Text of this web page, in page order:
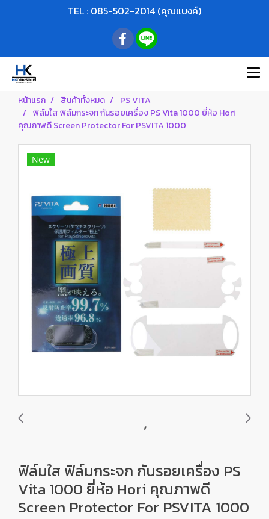
TEL : 085-502-2014 (คุณแบงค์)
หน้าแรก สินค้าทั้งหมด
PS VITA
ฟิล์มใส ฟิล์มกระจก กันรอยเครื่อง PS Vita 1000 ยี่ห้อ Hori
คุณภาพดี Screen Protector For PSVITA 1000
New
ฟิล์มใส ฟิล์มกระจก กันรอยเครื่อง PS
Vita 1000 ยี่ห้อ Hori คุณภาพดี
Screen Protector For PSVITA 1000